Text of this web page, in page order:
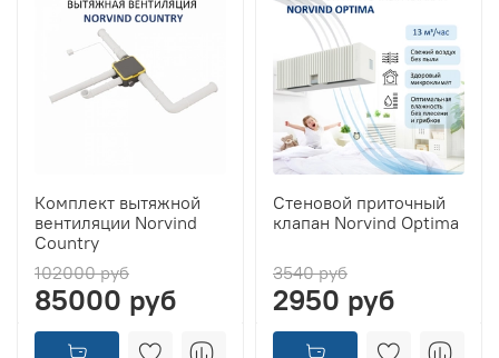
Комплект вытяжной
вентиляции Norvind
Country
102000 руб
85000 руб
Стеновой приточный
клапан Norvind Optima
3540 руб
2950 руб